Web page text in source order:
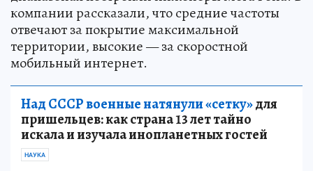
компании рассказали, что средние частоты
отвечают за покрытие максимальной
территории, высокие — за скоростной
мобильный интернет.
Над СССР военные натянули «сетку»для
пришельцев: как страна 13 лет тайно
искала и изучала инопланетных гостей
НАУКА